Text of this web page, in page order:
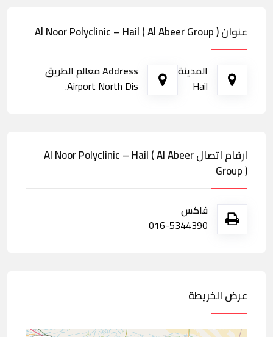
عنوان Al Noor Polyclinic – Hail ( Al Abeer Group )
المدينة
Hail
Address معالم الطريق
Airport North Dis.
ارقام اتصال Al Noor Polyclinic – Hail ( Al Abeer
Group )
فاكس
016-5344390
عرض الخريطة